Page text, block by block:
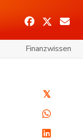
Finanzwissen
𝕏